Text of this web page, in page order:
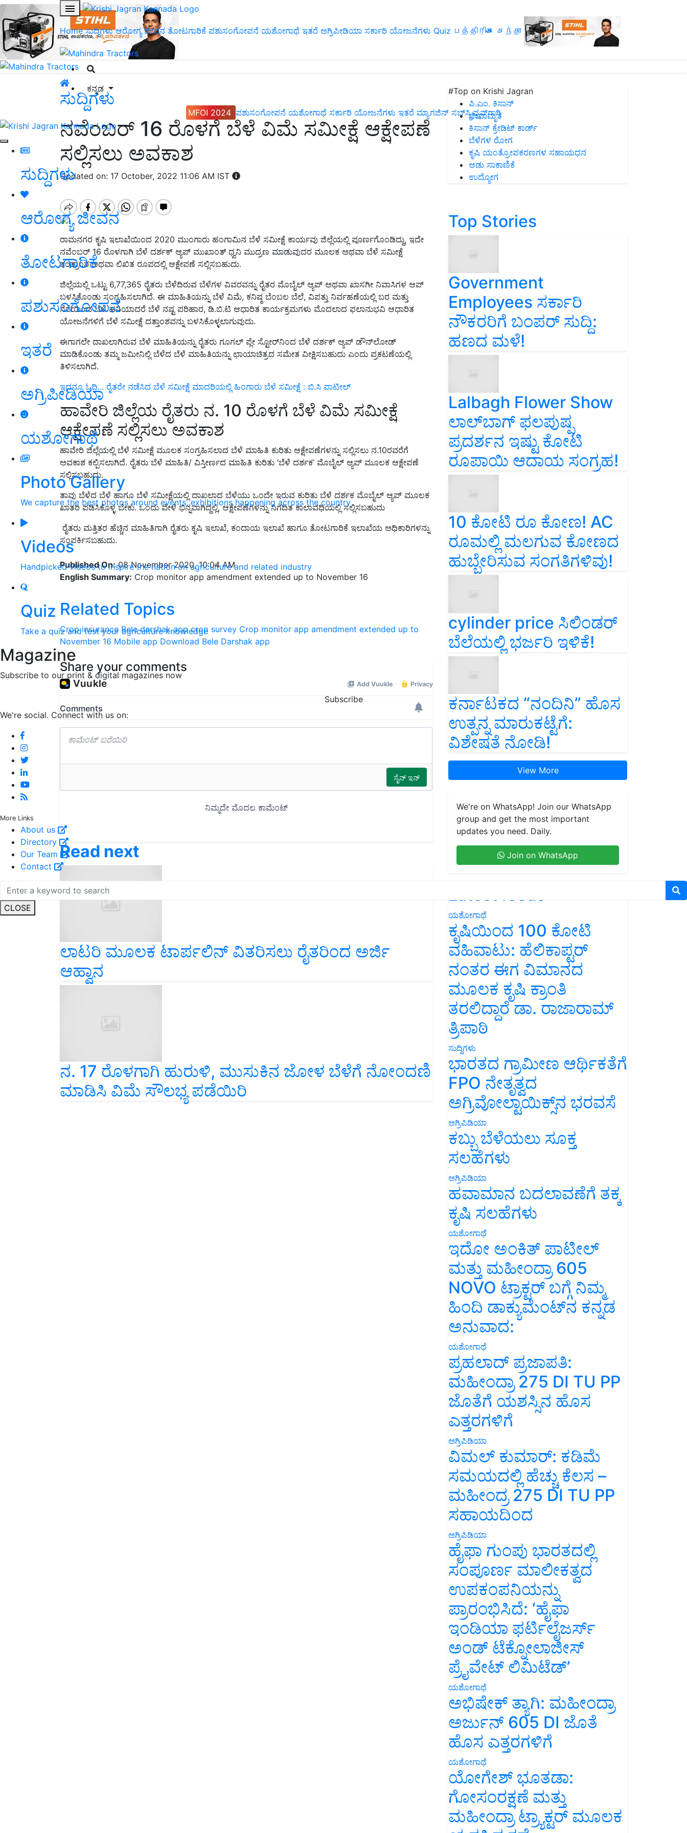
Home ಸುದ್ದಿಗಳು ಆರೋಗ್ಯ ಜೀವನ ತೋಟಗಾರಿಕೆ ಪಶುಸಂಗೋಪನೆ ಯಶೋಗಾಥೆ ಇತರೆ ಅಗ್ರಿಪೀಡಿಯಾ ಸರ್ಕಾರಿ ಯೋಜನೆಗಳು Quiz பத்திரிகை சந்தா
ಕನ್ನಡ
MFOI 2024 ಪಶುಸಂಗೋಪನೆ ಯಶೋಗಾಥೆ ಸರ್ಕಾರಿ ಯೋಜನೆಗಳು ಇತರೆ ಮ್ಯಾಗಜಿನ್‌ ಸಬ್‌ಸ್ಕ್ರಿಪ್ಷನ್‌ಗಾಗಿ
ಸುದ್ದಿಗಳು
ಆರೋಗ್ಯ ಜೀವನ
ತೋಟಗಾರಿಕೆ
ಪಶುಸಂಗೋಪನೆ
ಇತರೆ
ಅಗ್ರಿಪೀಡಿಯಾ
ಯಶೋಗಾಥೆ
Photo Gallery
We capture the best photos around events, exhibitions happening across the country
Videos
Handpicked videos to inspire the nation on agriculture and related industry
Quiz
Take a quiz and test your agriculture knowledge
Magazine
Subscribe to our print & digital magazines now
Subscribe
We're social. Connect with us on:
More Links
About us
Directory
Our Team
Contact
CLOSE
ಸುದ್ದಿಗಳು
ನವೆಂಬರ್ 16 ರೊಳಗೆ ಬೆಳೆ ವಿಮೆ ಸಮೀಕ್ಷೆ ಆಕ್ಷೇಪಣೆ
ಸಲ್ಲಿಸಲು ಅವಕಾಶ
Updated on: 17 October, 2022 11:06 AM IST
ರಾಮನಗರ ಕೃಷಿ ಇಲಾಖೆಯಿಂದ 2020 ಮುಂಗಾರು ಹಂಗಾಮಿನ ಬೆಳೆ ಸಮೀಕ್ಷೆ ಕಾರ್ಯವು ಜಿಲ್ಲೆಯಲ್ಲಿ ಪೂರ್ಣಗೊಂಡಿದ್ದು, ಇದೇ
ನವೆಂಬರ್ 16 ರೊಳಗಾಗಿ ಬೆಳೆ ದರ್ಶಕ್ ಆ್ಯಪ್ ಮುಖಾಂತ್ ಧ್ವನಿ ಮುದ್ರಣ ಮಾಡುವುದರ ಮೂಲಕ ಅಥವಾ ಬೆಳೆ ಸಮೀಕ್ಷೆ
ತಂತ್ರಾಂಶ ಅಥವಾ ಲಿಖಿತ ರೂಪದಲ್ಲಿ ಆಕ್ಷೇಪಣೆ ಸಲ್ಲಿಸಬಹುದು.
ಜಿಲ್ಲೆಯಲ್ಲಿ ಒಟ್ಟು 6,77,365 ರೈತರು ಬೆಳೆದಿರುವ ಬೆಳೆಗಳ ವಿವರವನ್ನು ರೈತರ ಮೊಬೈಲ್ ಆ್ಯಪ್ ಅಥವಾ ಖಾಸಗೀ ನಿವಾಸಿಗಳ ಆಪ್
ಬಳಸಿಕೊಂಡು ಸಂಗ್ರಹಿಸಲಾಗಿದೆ. ಈ ಮಾಹಿತಿಯನ್ನು ಬೆಳೆ ವಿಮೆ, ಕನಿಷ್ಠ ಬೆಂಬಲ ಬೆಲೆ, ವಿಪತ್ತು ನಿರ್ವಹಣೆಯಲ್ಲಿ ಬರ ಮತ್ತು
ನೆರೆಯಿಂದ ಬೆಳೆ ಹನಿಯಾದರೆ ಬೆಳೆ ನಷ್ಟ ಪರಿಹಾರ, ಡಿ.ಬಿ.ಟಿ ಆಧಾರಿತ ಕಾರ್ಯಕ್ರಮಗಳು ಮೊದಲಾದ ಫಲಾನುಭವಿ ಆಧಾರಿತ
ಯೋಜನೆಗಳಿಗೆ ಬೆಳೆ ಸಮೀಕ್ಷೆ ದತ್ತಾಂಶವನ್ನು ಬಳಸಿಕೊಳ್ಳಲಾಗುವುದು.
ಈಗಾಗಲೇ ದಾಖಲಾಗಿರುವ ಬೆಳೆ ಮಾಹಿತಿಯನ್ನು ರೈತರು ಗೂಗಲ್ ಪ್ಲೇ ಸ್ಟೋರ್‌ನಿಂದ ಬೆಳೆ ದರ್ಶಕ್ ಆ್ಯಪ್ ಡೌನ್‌ಲೋಡ್
ಮಾಡಿಕೊಂಡು ತಮ್ಮ ಜಮೀನಿಲ್ಲಿ ಬೆಳೆದ ಬೆಳೆ ಮಾಹಿತಿಯನ್ನು ಛಾಯಾಚಿತ್ರದ ಸಮೇತ ವೀಕ್ಷಿಸಬಹುದು ಎಂದು ಪ್ರಕಟಣೆಯಲ್ಲಿ
ತಿಳಿಸಲಾಗಿದೆ.
ಇದನ್ನೂ ಓದಿ... ರೈತರೇ ನಡೆಸಿದ ಬೆಳೆ ಸಮೀಕ್ಷೆ ಮಾದರಿಯಲ್ಲಿ ಹಿಂಗಾರು ಬೆಳೆ ಸಮೀಕ್ಷೆ : ಬಿ.ಸಿ ಪಾಟೀಲ್
ಹಾವೇರಿ ಜಿಲ್ಲೆಯ ರೈತರು ನ. 10 ರೊಳಗೆ ಬೆಳೆ ವಿಮೆ ಸಮೀಕ್ಷೆ
ಆಕ್ಷೇಪಣೆ ಸಲ್ಲಿಸಲು ಅವಕಾಶ
ಹಾವೇರಿ ಜಿಲ್ಲೆಯಲ್ಲಿ ಬೆಳೆ ಸಮೀಕ್ಷೆ ಮೂಲಕ ಸಂಗ್ರಹಿಸಲಾದ ಬೆಳೆ ಮಾಹಿತಿ ಕುರಿತು ಆಕ್ಷೇಪಣೆಗಳನ್ನು ಸಲ್ಲಿಸಲು ನ.10ರವರೆಗೆ
ಅವಕಾಶ ಕಲ್ಪಿಸಲಾಗಿದೆ. ರೈತರು ಬೆಳೆ ಮಾಹಿತಿ/ ವಿಸ್ತೀರ್ಣದ ಮಾಹಿತಿ ಕುರಿತು ‘ಬೆಳೆ ದರ್ಶಕ’ ಮೊಬೈಲ್ ಆ್ಯಪ್ ಮೂಲಕ ಆಕ್ಷೇಪಣೆ
ಸಲ್ಲಿಸಬಹುದು.
ತಾವು ಬೆಳೆದ ಬೆಳೆ ಹಾಗೂ ಬೆಳೆ ಸಮೀಕ್ಷೆಯಲ್ಲಿ ದಾಖಲಾದ ಬೆಳೆಯು ಒಂದೇ ಇರುವ ಕುರಿತು ಬೆಳೆ ದರ್ಶಕ ಮೊಬೈಲ್ ಆ್ಯಪ್ ಮೂಲಕ
ಖಾತರಿ ಪಡಿಸಿಕೊಳ್ಳ ಬೇಕು. ಒಂದು ವೇಳೆ ಭಿನ್ನವಾಗಿದ್ದಲ್ಲಿ, ಆಕ್ಷೇಪಣೆಗಳನ್ನು ನಿಗದಿತ ಕಾಲಾವಧಿಯಲ್ಲಿ ಸಲ್ಲಿಸಬಹುದು
ರೈತರು ಮತ್ತಿತರ ಹೆಚ್ಚಿನ ಮಾಹಿತಿಗಾಗಿ ರೈತರು ಕೃಷಿ ಇಲಾಖೆ, ಕಂದಾಯ ಇಲಾಖೆ ಹಾಗೂ ತೋಟಗಾರಿಕೆ ಇಲಾಖೆಯ ಅಧಿಕಾರಿಗಳನ್ನು
ಸಂಪರ್ಕಿಸಬಹುದು.
Published On:08 November 2020, 10:04 AM
English Summary: Crop monitor app amendment extended up to November 16
Related Topics
Crop insurance Bele darshak app crop survey Crop monitor app amendment extended up to
November 16 Mobile app Download Bele Darshak app
Share your comments
Read next
ಲಾಟರಿ ಮೂಲಕ ಟಾರ್ಪಲಿನ್ ವಿತರಿಸಲು ರೈತರಿಂದ ಅರ್ಜಿ
ಆಹ್ವಾನ
ನ. 17 ರೊಳಗಾಗಿ ಹುರುಳಿ, ಮುಸುಕಿನ ಜೋಳ ಬೆಳೆಗೆ ನೋಂದಣಿ
ಮಾಡಿಸಿ ವಿಮೆ ಸೌಲಭ್ಯ ಪಡೆಯಿರಿ
#Top on Krishi Jagran
ಪಿ.ಎಂ. ಕಿಸಾನ್
ಜೀವಾಮೃತ
ಕಿಸಾನ್ ಕ್ರೇಡಿಟ್ ಕಾರ್ಡ್
ಬೆಳೆಗಳ ರೋಗ
ಕೃಷಿ ಯಂತ್ರೋಪಕರಣಗಳ ಸಹಾಯಧನ
ಆಡು ಸಾಕಾಣಿಕೆ
ಉದ್ಯೋಗ
Top Stories
Government
Employees ಸರ್ಕಾರಿ
ನೌಕರರಿಗೆ ಬಂಪರ್‌ ಸುದ್ದಿ:
ಹಣದ ಮಳೆ!
Lalbagh Flower Show
ಲಾಲ್‌ಬಾಗ್ ಫಲಪುಷ್ಪ
ಪ್ರದರ್ಶನ ಇಷ್ಟು ಕೋಟಿ
ರೂಪಾಯಿ ಆದಾಯ ಸಂಗ್ರಹ!
10 ಕೋಟಿ ರೂ ಕೋಣ! AC
ರೂಮಲ್ಲಿ ಮಲಗುವ ಕೋಣದ
ಹುಬ್ಬೇರಿಸುವ ಸಂಗತಿಗಳಿವು!
cylinder price ಸಿಲಿಂಡರ್‌
ಬೆಲೆಯಲ್ಲಿ ಭರ್ಜರಿ ಇಳಿಕೆ!
ಕರ್ನಾಟಕದ “ನಂದಿನಿ” ಹೊಸ
ಉತ್ಪನ್ನ ಮಾರುಕಟ್ಟೆಗೆ:
ವಿಶೇಷತೆ ನೋಡಿ!
View More
We're on WhatsApp! Join our WhatsApp
group and get the most important
updates you need. Daily.
Join on WhatsApp
Latest feeds
ಯಶೋಗಾಥೆ
ಕೃಷಿಯಿಂದ 100 ಕೋಟಿ
ವಹಿವಾಟು: ಹೆಲಿಕಾಪ್ಟರ್
ನಂತರ ಈಗ ವಿಮಾನದ
ಮೂಲಕ ಕೃಷಿ ಕ್ರಾಂತಿ
ತರಲಿದ್ದಾರೆ ಡಾ. ರಾಜಾರಾಮ್
ತ್ರಿಪಾಠಿ
ಸುದ್ದಿಗಳು
ಭಾರತದ ಗ್ರಾಮೀಣ ಆರ್ಥಿಕತೆಗೆ
FPO ನೇತೃತ್ವದ
ಅಗ್ರಿವೋಲ್ಟಾಯಿಕ್ಸ್‌ನ ಭರವಸೆ
ಅಗ್ರಿಪಿಡಿಯಾ
ಕಬ್ಬು ಬೆಳೆಯಲು ಸೂಕ್ತ
ಸಲಹೆಗಳು
ಅಗ್ರಿಪಿಡಿಯಾ
ಹವಾಮಾನ ಬದಲಾವಣೆಗೆ ತಕ್ಕ
ಕೃಷಿ ಸಲಹೆಗಳು
ಯಶೋಗಾಥೆ
ಇದೋ ಅಂಕಿತ್ ಪಾಟೀಲ್
ಮತ್ತು ಮಹೀಂದ್ರಾ 605
NOVO ಟ್ರಾಕ್ಟರ್ ಬಗ್ಗೆ ನಿಮ್ಮ
ಹಿಂದಿ ಡಾಕ್ಯುಮೆಂಟ್‌ನ ಕನ್ನಡ
ಅನುವಾದ:
ಯಶೋಗಾಥೆ
ಪ್ರಹಲಾದ್ ಪ್ರಜಾಪತಿ:
ಮಹೀಂದ್ರಾ 275 DI TU PP
ಜೊತೆಗೆ ಯಶಸ್ಸಿನ ಹೊಸ
ಎತ್ತರಗಳಿಗೆ
ಅಗ್ರಿಪಿಡಿಯಾ
ವಿಮಲ್ ಕುಮಾರ್: ಕಡಿಮೆ
ಸಮಯದಲ್ಲಿ ಹೆಚ್ಚು ಕೆಲಸ –
ಮಹೀಂದ್ರ 275 DI TU PP
ಸಹಾಯದಿಂದ
ಅಗ್ರಿಪಿಡಿಯಾ
ಹೈಫಾ ಗುಂಪು ಭಾರತದಲ್ಲಿ
ಸಂಪೂರ್ಣ ಮಾಲೀಕತ್ವದ
ಉಪಕಂಪನಿಯನ್ನು
ಪ್ರಾರಂಭಿಸಿದೆ: ‘ಹೈಫಾ
ಇಂಡಿಯಾ ಫರ್ಟಿಲೈಜರ್ಸ್
ಅಂಡ್ ಟೆಕ್ನೋಲಾಜೀಸ್
ಪ್ರೈವೇಟ್ ಲಿಮಿಟೆಡ್’
ಯಶೋಗಾಥೆ
ಅಭಿಷೇಕ್ ತ್ಯಾಗಿ: ಮಹೀಂದ್ರಾ
ಅರ್ಜುನ್ 605 DI ಜೊತೆ
ಹೊಸ ಎತ್ತರಗಳಿಗೆ
ಯಶೋಗಾಥೆ
ಯೋಗೇಶ್ ಭೂತಡಾ:
ಗೋಸಂರಕ್ಷಣೆ ಮತ್ತು
ಮಹೀಂದ್ರಾ ಟ್ರ್ಯಾಕ್ಟರ್ ಮೂಲಕ